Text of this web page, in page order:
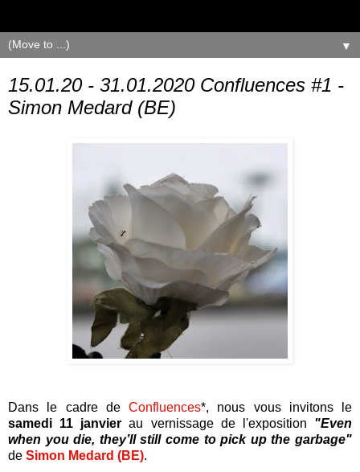
▼
15.01.20 - 31.01.2020 Confluences #1 -
Simon Medard (BE)
Dans le cadre de Confluences*, nous vous invitons le
samedi 11 janvier au vernissage de l'exposition "Even
when you die, they’ll still come to pick up the garbage"
de Simon Medard (BE).